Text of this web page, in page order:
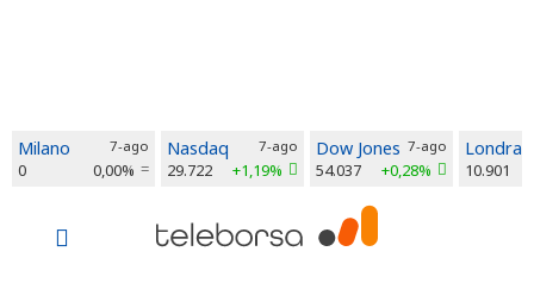
Milano 7-ago
0 0,00%
Nasdaq 7-ago
29.722 +1,19%
Dow Jones 7-ago
54.037 +0,28%
Londra
10.901